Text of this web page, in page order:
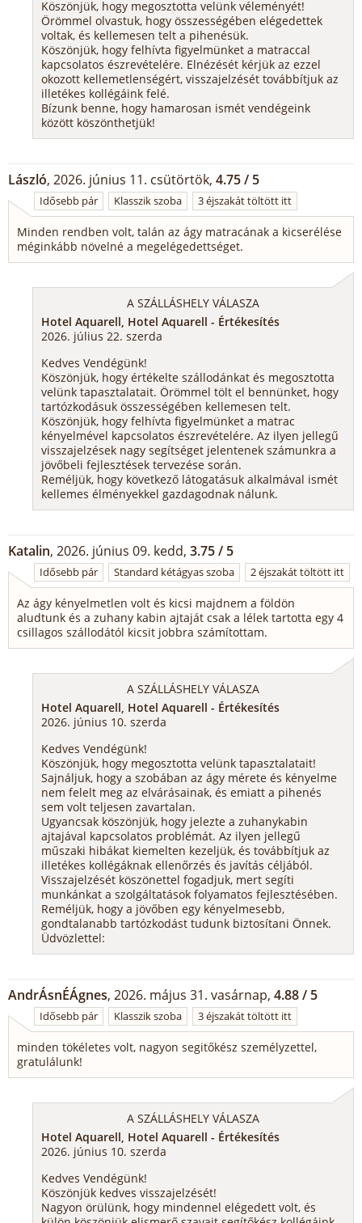
Köszönjük, hogy megosztotta velünk véleményét!
Örömmel olvastuk, hogy összességében elégedettek
voltak, és kellemesen telt a pihenésük.
Köszönjük, hogy felhívta figyelmünket a matraccal
kapcsolatos észrevételére. Elnézését kérjük az ezzel
okozott kellemetlenségért, visszajelzését továbbítjuk az
illetékes kollégáink felé.
Bízunk benne, hogy hamarosan ismét vendégeink
között köszönthetjük!
László, 2026. június 11. csütörtök, 4.75 / 5
Idősebb pár Klasszik szoba 3 éjszakát töltött itt
Minden rendben volt, talán az ágy matracának a kicserélése
méginkább növelné a megelégedettséget.
A SZÁLLÁSHELY VÁLASZA
Hotel Aquarell, Hotel Aquarell - Értékesítés
2026. július 22. szerda
Kedves Vendégünk!
Köszönjük, hogy értékelte szállodánkat és megosztotta
velünk tapasztalatait. Örömmel tölt el bennünket, hogy
tartózkodásuk összességében kellemesen telt.
Köszönjük, hogy felhívta figyelmünket a matrac
kényelmével kapcsolatos észrevételére. Az ilyen jellegű
visszajelzések nagy segítséget jelentenek számunkra a
jövőbeli fejlesztések tervezése során.
Reméljük, hogy következő látogatásuk alkalmával ismét
kellemes élményekkel gazdagodnak nálunk.
Katalin, 2026. június 09. kedd, 3.75 / 5
Idősebb pár Standard kétágyas szoba 2 éjszakát töltött itt
Az ágy kényelmetlen volt és kicsi majdnem a földön
aludtunk és a zuhany kabin ajtaját csak a lélek tartotta egy 4
csillagos szállodától kicsit jobbra számítottam.
A SZÁLLÁSHELY VÁLASZA
Hotel Aquarell, Hotel Aquarell - Értékesítés
2026. június 10. szerda
Kedves Vendégünk!
Köszönjük, hogy megosztotta velünk tapasztalatait!
Sajnáljuk, hogy a szobában az ágy mérete és kényelme
nem felelt meg az elvárásainak, és emiatt a pihenés
sem volt teljesen zavartalan.
Ugyancsak köszönjük, hogy jelezte a zuhanykabin
ajtajával kapcsolatos problémát. Az ilyen jellegű
műszaki hibákat kiemelten kezeljük, és továbbítjuk az
illetékes kollégáknak ellenőrzés és javítás céljából.
Visszajelzését köszönettel fogadjuk, mert segíti
munkánkat a szolgáltatások folyamatos fejlesztésében.
Reméljük, hogy a jövőben egy kényelmesebb,
gondtalanabb tartózkodást tudunk biztosítani Önnek.
Üdvözlettel:
AndrÁsnÉÁgnes, 2026. május 31. vasárnap, 4.88 / 5
Idősebb pár Klasszik szoba 3 éjszakát töltött itt
minden tökéletes volt, nagyon segitőkész személyzettel,
gratulálunk!
A SZÁLLÁSHELY VÁLASZA
Hotel Aquarell, Hotel Aquarell - Értékesítés
2026. június 10. szerda
Kedves Vendégünk!
Köszönjük kedves visszajelzését!
Nagyon örülünk, hogy mindennel elégedett volt, és